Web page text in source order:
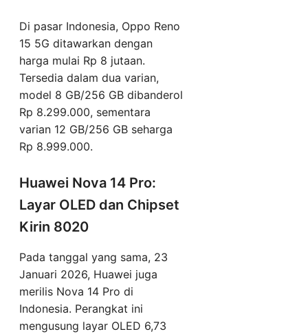
Di pasar Indonesia, Oppo Reno
15 5G ditawarkan dengan
harga mulai Rp 8 jutaan.
Tersedia dalam dua varian,
model 8 GB/256 GB dibanderol
Rp 8.299.000, sementara
varian 12 GB/256 GB seharga
Rp 8.999.000.
Huawei Nova 14 Pro:
Layar OLED dan Chipset
Kirin 8020
Pada tanggal yang sama, 23
Januari 2026, Huawei juga
merilis Nova 14 Pro di
Indonesia. Perangkat ini
mengusung layar OLED 6,73